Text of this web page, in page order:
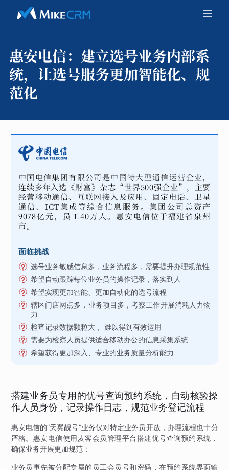
惠安电信： 建立选号业务内部系
统，让选号服务更加智能化、规
范化
中国电信集团有限公司是中国特大型通信运营企业，
连续多年入选《财富》杂志“世界500强企业”，主要
经营移动通信、互联网接入及应用、固定电话、卫星
通信、ICT集成等综合信息服务。集团公司总资产
9078亿元，员工40万人。惠安电信位于福建省泉州
市。
面临挑战
选号业务敏感信息多，业务流程多，需要提升办理规范性
希望自动跟踪每位业务员的操作记录，落实到人
希望实现更加智能、更加自动化的选号流程
辖区门店网点多，业务项目多，考察工作开展消耗人力物
力
检查记录数据颗粒大， 难以得到有效运用
需要为检察人员提供适合移动办公的信息采集系统
希望获得更加深入、专业的业务质量分析能力
搭建业务员专用的优号查询预约系统，自动核验操
作人员身份，记录操作日志，规范业务登记流程
惠安电信的“天翼靓号”业务仅对特定业务员开放，办理流程也十分
严格。惠安电信使用麦客会员管理平台搭建优号查询预约系统，
确保业务开展更加规范：
业务员事先被分配专属的员工会员号和密码，在预约系统界面输